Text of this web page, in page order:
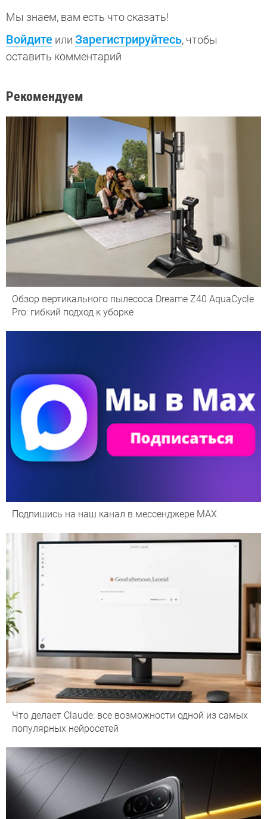
Мы знаем, вам есть что сказать!
Войдите или Зарегистрируйтесь, чтобы
оставить комментарий
Рекомендуем
Обзор вертикального пылесоса Dreame Z40 AquaCycle
Pro: гибкий подход к уборке
Подпишись на наш канал в мессенджере МАХ
Что делает Сlaude: все возможности одной из самых
популярных нейросетей